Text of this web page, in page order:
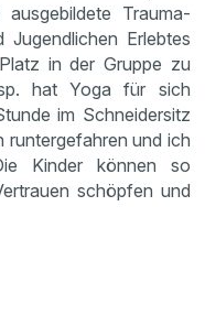
Trauma-
Erlebtes
in der Gruppe zu
hat Yoga für sich
im Schneidersitz
runtergefahren und ich
Kinder können so
schöpfen und